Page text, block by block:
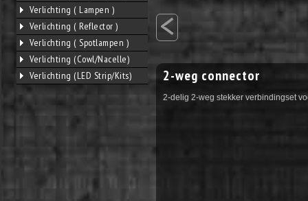
Verlichting ( Lampen )
Verlichting ( Reflector )
Verlichting ( Spotlampen )
Verlichting (Cowl/Nacelle)
Verlichting (LED Strip/Kits)
<
2-weg connector
2-delig 2-weg stekker verbindingset